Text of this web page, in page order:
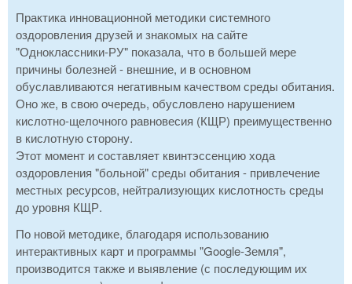
Практика инновационной методики системного
оздоровления друзей и знакомых на сайте
"Одноклассники-РУ" показала, что в большей мере
причины болезней - внешние, и в основном
обуславливаются негативным качеством среды обитания.
Оно же, в свою очередь, обусловлено нарушением
кислотно-щелочного равновесия (КЩР) преимущественно
в кислотную сторону.
Этот момент и составляет квинтэссенцию хода
оздоровления "больной" среды обитания - привлечение
местных ресурсов, нейтрализующих кислотность среды
до уровня КЩР.
По новой методике, благодаря использованию
интерактивных карт и программы "Google-Земля",
производится также и выявление (с последующим их